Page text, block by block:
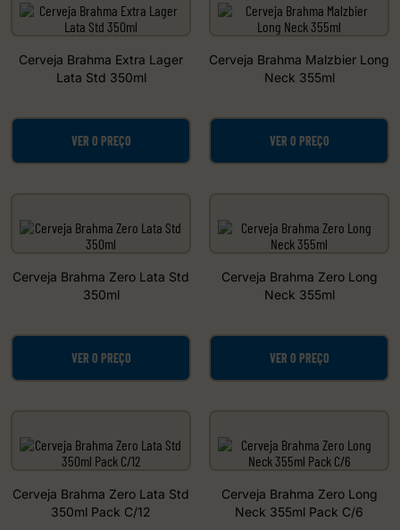
Cerveja Brahma Extra Lager
Lata Std 350ml
VER O PREÇO
Cerveja Brahma Malzbier Long
Neck 355ml
VER O PREÇO
Cerveja Brahma Zero Lata Std
350ml
VER O PREÇO
Cerveja Brahma Zero Long
Neck 355ml
VER O PREÇO
Cerveja Brahma Zero Lata Std
350ml Pack C/12
Cerveja Brahma Zero Long
Neck 355ml Pack C/6